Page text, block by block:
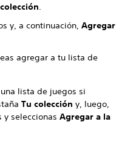
y, a continuación, Agregar
agregar a tu lista de
lista de juegos si
Tu colección y, luego,
y seleccionas Agregar a la